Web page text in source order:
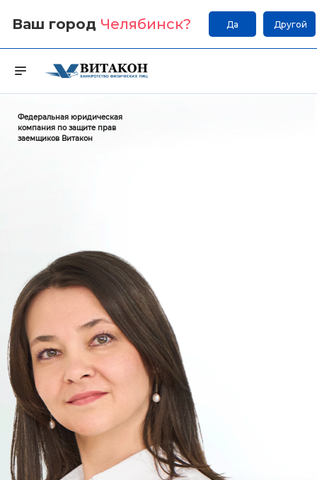
Ваш город Челябинск? Да Другой
Федеральная юридическая
компания по защите прав
заемщиков Витакон